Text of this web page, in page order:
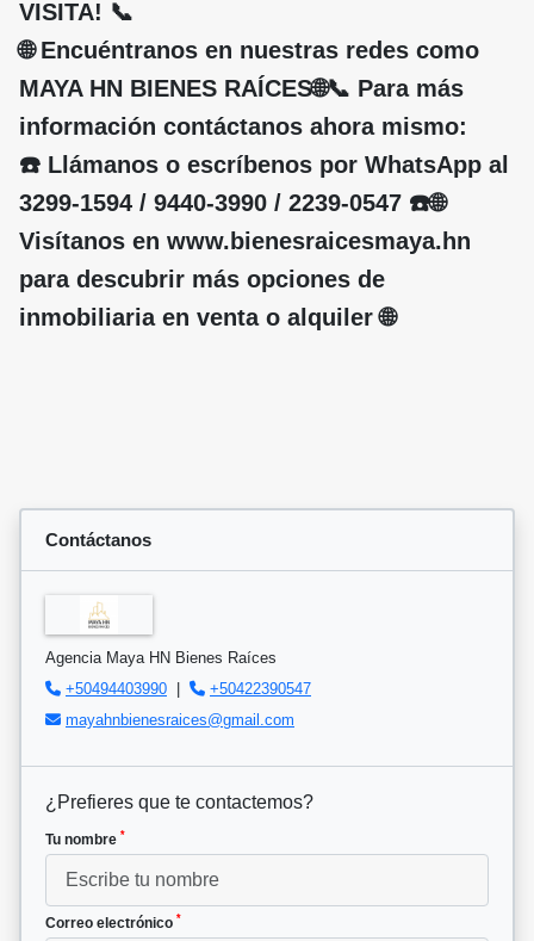
VISITA! 📞
🌐 Encuéntranos en nuestras redes como
MAYA HN BIENES RAÍCES🌐📞 Para más
información contáctanos ahora mismo:
☎️ Llámanos o escríbenos por WhatsApp al
3299-1594 / 9440-3990 / 2239-0547 ☎️🌐
Visítanos en www.bienesraicesmaya.hn
para descubrir más opciones de
inmobiliaria en venta o alquiler 🌐
Contáctanos
Agencia Maya HN Bienes Raíces
+50494403990 |
+50422390547
mayahnbienesraices@gmail.com
¿Prefieres que te contactemos?
Tu nombre *
Correo electrónico *